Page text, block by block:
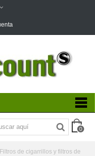
0
Filtros de cigarrillos y filtros de